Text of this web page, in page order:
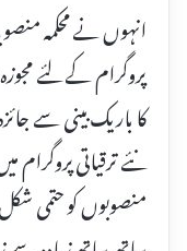
انہوں نے محکمہ
پروگرام کے لئے
کا باریک بینی سے
نئے ترقیاتی
منصوبوں کو حتمی